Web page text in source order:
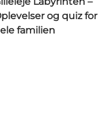
og quiz for
familien